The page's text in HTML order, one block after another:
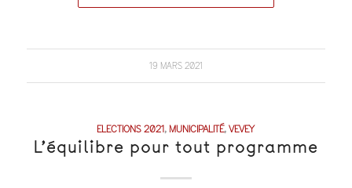
19 MARS 2021
ELECTIONS 2021, MUNICIPALITÉ,VEVEY
L’équilibre pour tout programme